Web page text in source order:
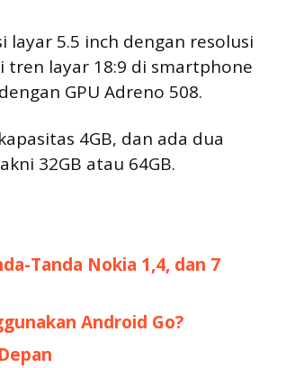
layar 5.5 inch dengan resolusi
tren layar 18:9 di smartphone
GPU Adreno 508.
4GB, dan ada dua
32GB atau 64GB.
Tanda Nokia 1,4, dan 7
Android Go?